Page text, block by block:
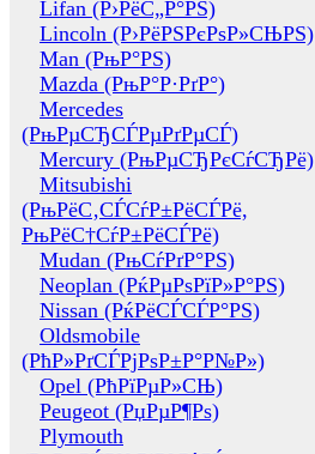
Lifan (Р›РёС„Р°РЅ)
Lincoln (Р›РёРЅРєРѕР»СЊРЅ)
Man (РњР°РЅ)
Mazda (РњР°Р·РґР°)
Mercedes
(РњРµСЂСЃРµРґРµСЃ)
Mercury (РњРµСЂРєСѓСЂРё)
Mitsubishi
(РњРёС‚СЃСѓР±РёСЃРё,
РњРёС†СѓР±РёСЃРё)
Mudan (РњСѓРґР°РЅ)
Neoplan (РќРµРѕРїР»Р°РЅ)
Nissan (РќРёСЃСЃР°РЅ)
Oldsmobile
(РћР»РґСЃРјРѕР±Р°Р№Р»)
Opel (РћРїРµР»СЊ)
Peugeot (РџРµР¶Рѕ)
Plymouth